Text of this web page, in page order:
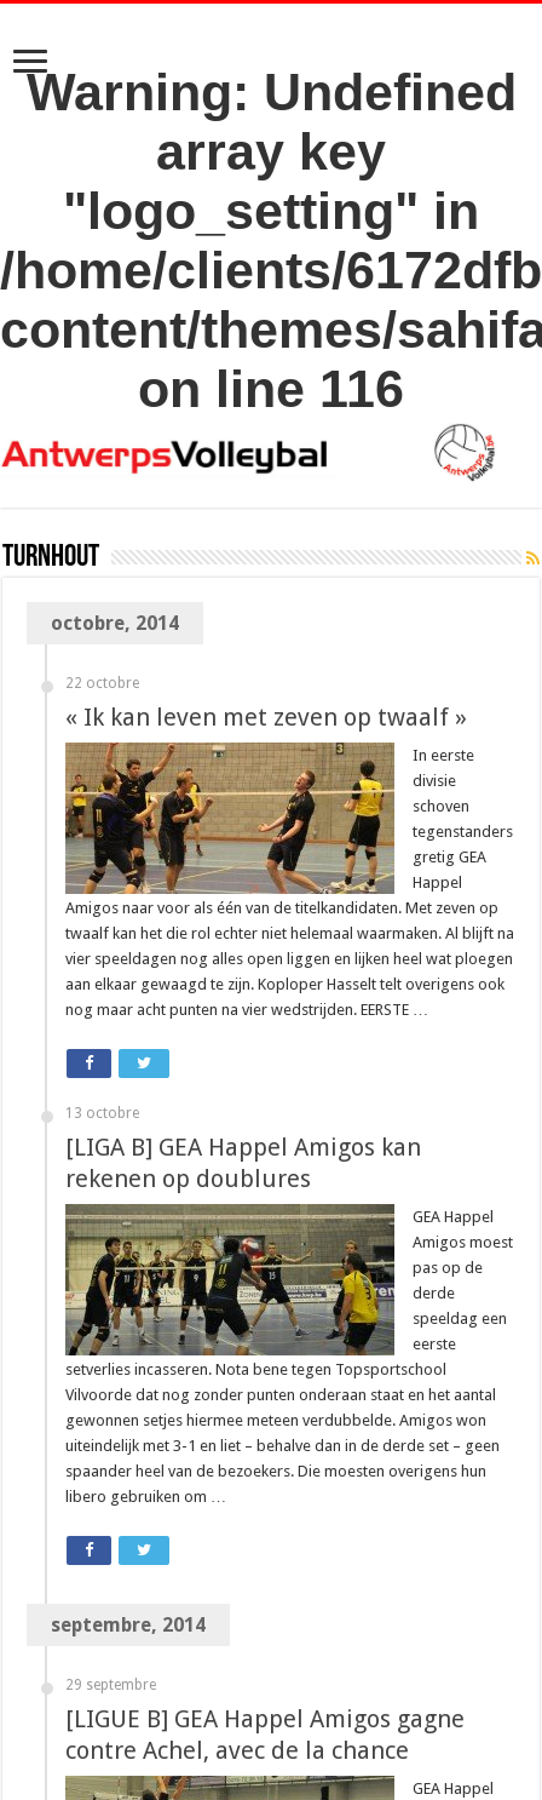
Warning: Undefined
array key
"logo_setting" in
/home/clients/
content/themes/
on line 116
Turnhout
octobre, 2014
22 octobre
« Ik kan leven met zeven op twaalf »
In eerste
divisie
schoven
tegenstanders
gretig GEA
Happel
Amigos naar voor als één van de titelkandidaten. Met zeven op
twaalf kan het die rol echter niet helemaal waarmaken. Al blijft na
vier speeldagen nog alles open liggen en lijken heel wat ploegen
aan elkaar gewaagd te zijn. Koploper Hasselt telt overigens ook
nog maar acht punten na vier wedstrijden. EERSTE …
13 octobre
[LIGA B] GEA Happel Amigos kan
rekenen op doublures
GEA Happel
Amigos moest
pas op de
derde
speeldag een
eerste
setverlies incasseren. Nota bene tegen Topsportschool
Vilvoorde dat nog zonder punten onderaan staat en het aantal
gewonnen setjes hiermee meteen verdubbelde. Amigos won
uiteindelijk met 3-1 en liet – behalve dan in de derde set – geen
spaander heel van de bezoekers. Die moesten overigens hun
libero gebruiken om …
septembre, 2014
29 septembre
[LIGUE B] GEA Happel Amigos gagne
contre Achel, avec de la chance
GEA Happel